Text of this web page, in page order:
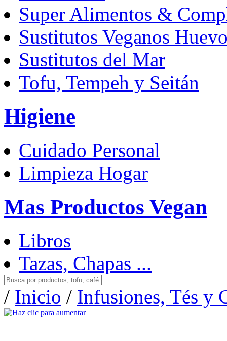
Super Alimentos &
Sustitutos Veganos
Sustitutos del Mar
Tofu, Tempeh y Seitán
Higiene
Cuidado Personal
Limpieza Hogar
Mas Productos Vegan
Libros
Tazas, Chapas ...
/ Inicio / Infusiones, Tés y